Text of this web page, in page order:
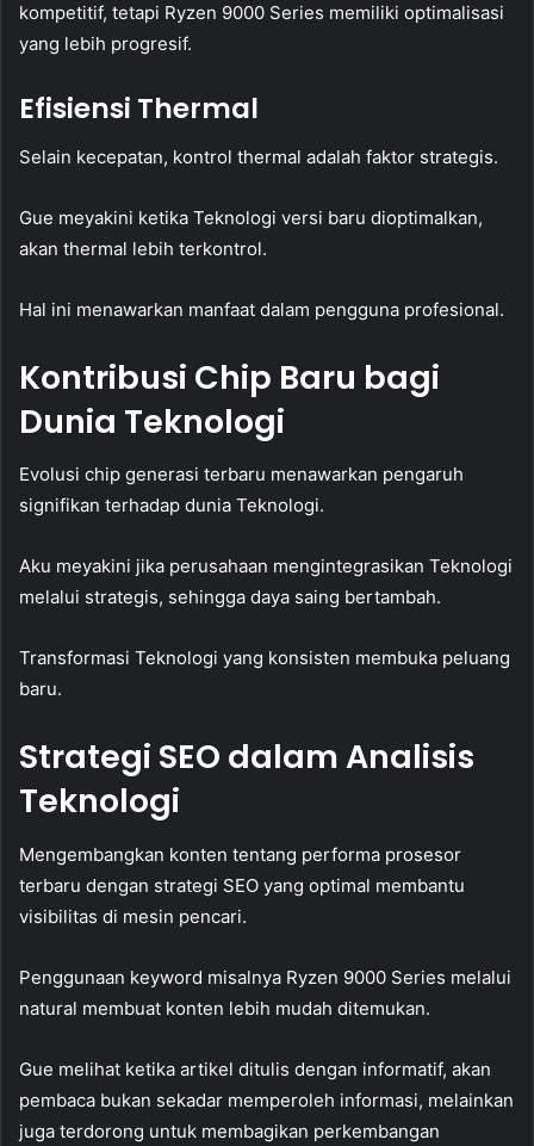
kompetitif, tetapi Ryzen 9000 Series memiliki optimalisasi
yang lebih progresif.
Efisiensi Thermal
Selain kecepatan, kontrol thermal adalah faktor strategis.
Gue meyakini ketika Teknologi versi baru dioptimalkan,
akan thermal lebih terkontrol.
Hal ini menawarkan manfaat dalam pengguna profesional.
Kontribusi Chip Baru bagi
Dunia Teknologi
Evolusi chip generasi terbaru menawarkan pengaruh
signifikan terhadap dunia Teknologi.
Aku meyakini jika perusahaan mengintegrasikan Teknologi
melalui strategis, sehingga daya saing bertambah.
Transformasi Teknologi yang konsisten membuka peluang
baru.
Strategi SEO dalam Analisis
Teknologi
Mengembangkan konten tentang performa prosesor
terbaru dengan strategi SEO yang optimal membantu
visibilitas di mesin pencari.
Penggunaan keyword misalnya Ryzen 9000 Series melalui
natural membuat konten lebih mudah ditemukan.
Gue melihat ketika artikel ditulis dengan informatif, akan
pembaca bukan sekadar memperoleh informasi, melainkan
juga terdorong untuk membagikan perkembangan